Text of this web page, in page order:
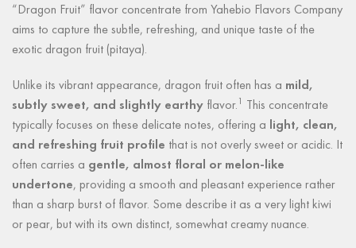
“Dragon Fruit” flavor concentrate from Yahebio Flavors Company
aims to capture the subtle, refreshing, and unique taste of the
exotic dragon fruit (pitaya).
Unlike its vibrant appearance, dragon fruit often has a mild,
subtly sweet, and slightly earthy flavor. 1
This concentrate
typically focuses on these delicate notes, offering a
light, clean,
and refreshing fruit profile that is not overly sweet or acidic. It
often carries a gentle, almost floral or melon-like
undertone, providing a smooth and pleasant experience rather
than a sharp burst of flavor. Some describe it as a very light kiwi
or pear, but with its own distinct, somewhat creamy nuance.